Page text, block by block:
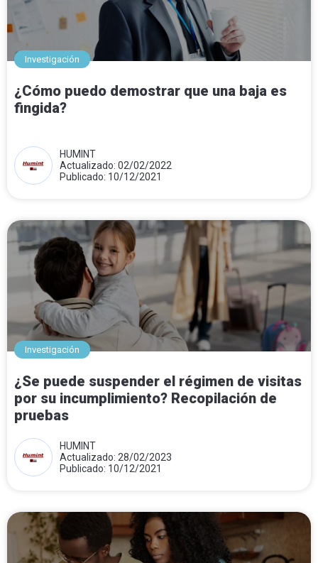
Investigación
¿Cómo puedo demostrar que una baja es
fingida?
HUMINT
Actualizado: 02/02/2022
Publicado: 10/12/2021
Investigación
¿Se puede suspender el régimen de visitas
por su incumplimiento? Recopilación de
pruebas
HUMINT
Actualizado: 28/02/2023
Publicado: 10/12/2021